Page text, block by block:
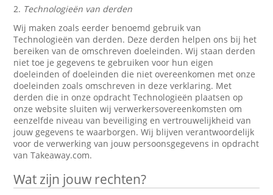
2. Technologieën van derden
Wij maken zoals eerder benoemd gebruik van
Technologieën van derden. Deze derden helpen ons bij het
bereiken van de omschreven doeleinden. Wij staan derden
niet toe je gegevens te gebruiken voor hun eigen
doeleinden of doeleinden die niet overeenkomen met onze
doeleinden zoals omschreven in deze verklaring. Met
derden die in onze opdracht Technologieën plaatsen op
onze website sluiten wij verwerkersovereenkomsten om
eenzelfde niveau van beveiliging en vertrouwelijkheid van
jouw gegevens te waarborgen. Wij blijven verantwoordelijk
voor de verwerking van jouw persoonsgegevens in opdracht
van Takeaway.com.
Wat zijn jouw rechten?